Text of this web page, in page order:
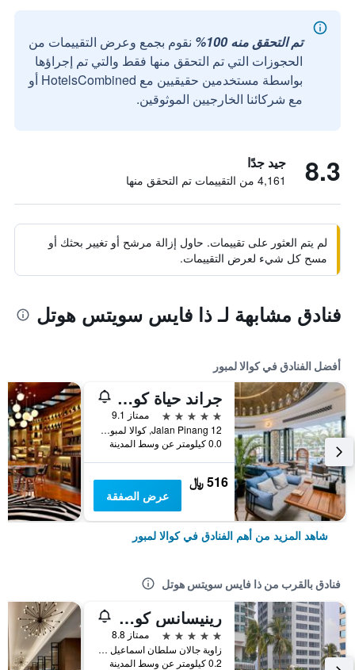
تم التحقق منه 100%
نقوم بجمع وعرض التقييمات من
الحجوزات التي تم التحقق منها فقط والتي تم إجراؤها
بواسطة مستخدمين حقيقيين مع HotelsCombined أو
مع شركائنا الخارجيين الموثوقين.
8.3 جيد جدًا
4,161 من التقييمات تم التحقق منها
لم يتم العثور على تقييمات. حاول إزالة مرشح أو تغيير بحثك أو
مسح كل شيء لعرض التقييمات.
فنادق مشابهة لـ ذا فايس سويتس هوتل
أفضل الفنادق في كوالا لمبور
جراند حياة كوالالمبور
5 نجوم
ممتاز 9.1
12 Jalan Pinang, كوالا لمبور, ماليزيا
0.0 كيلومتر عن وسط المدينة
516 ﷼
عرض الصفقة
شاهد المزيد من أهم الفنادق في كوالا لمبور
فنادق بالقرب من ذا فايس سويتس هوتل
رينيسانس كوالالمبور هوتل آند كونفينشن سنتر
5 نجوم
ممتاز 8.8
زاوية جالان سلطان اسماعيل و جالان امبانغ, كوالا لمبور, ماليزيا
0.2 كيلومتر عن وسط المدينة